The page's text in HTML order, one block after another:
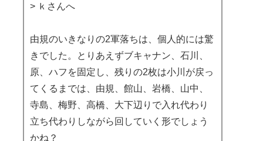
> ｋさんへ
由規のいきなりの2軍落ちは、個人的には驚
きでした。とりあえずブキャナン、石川、
原、ハフを固定し、残りの2枚は小川が戻っ
てくるまでは、由規、館山、岩橋、山中、
寺島、梅野、高橋、大下辺りで入れ代わり
立ち代わりしながら回していく形でしょう
かね？